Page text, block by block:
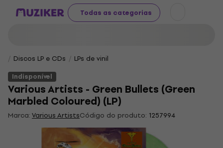
Todas as categorias
Discos LP e CDs
LPs de vinil
Indisponível
Various Artists - Green Bullets (Green
Marbled Coloured) (LP)
Marca:Various ArtistsCódigo do produto: 1257994